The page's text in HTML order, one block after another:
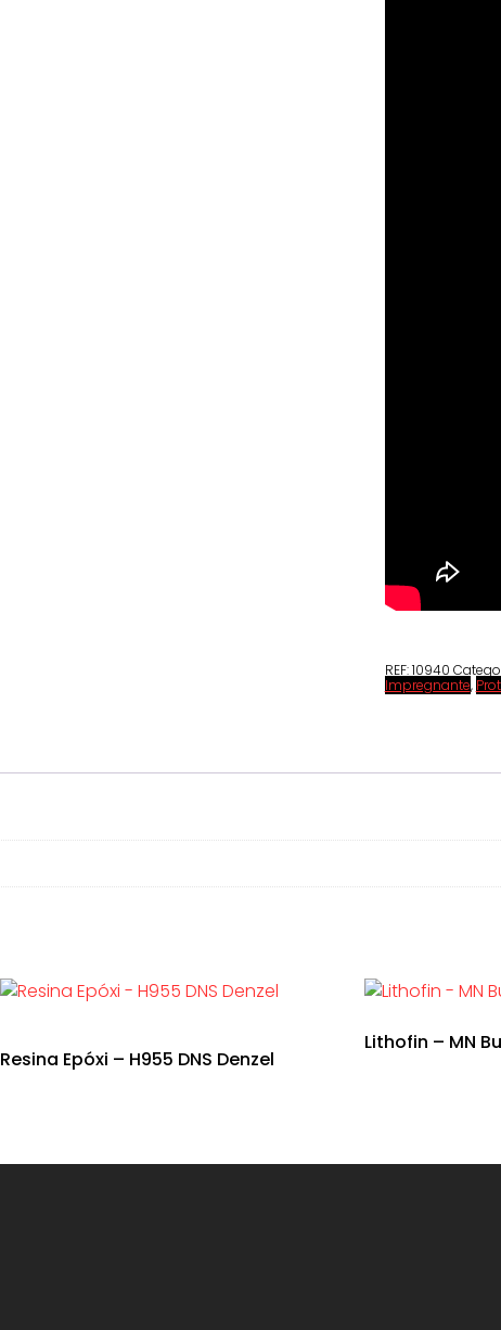
REF:10940
Impregnante,
Resina Epóxi – H955 DNS Denzel
Lithofin – MN